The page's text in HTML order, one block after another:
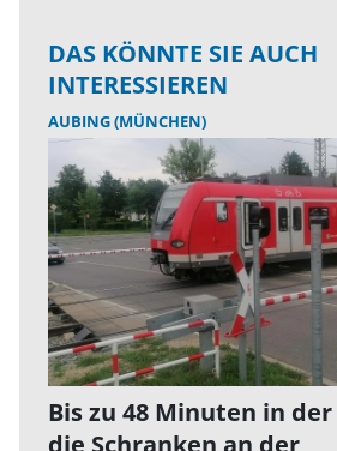
DAS KÖNNTE SIE AUCH
INTERESSIEREN
AUBING (MÜNCHEN)
Bis zu 48 Minuten in